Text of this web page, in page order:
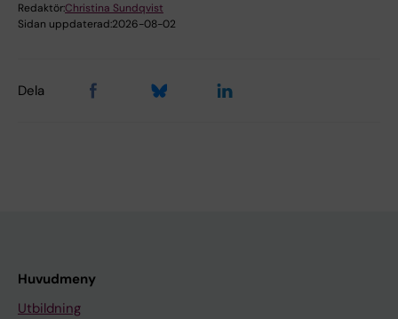
Redaktör:Christina Sundqvist
Sidan uppdaterad:2026-08-02
Dela
Huvudmeny
Utbildning